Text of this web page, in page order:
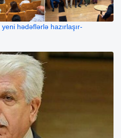
hədəflərlə hazırlaşır-